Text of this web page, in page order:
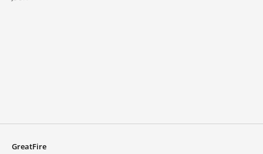
GreatFire